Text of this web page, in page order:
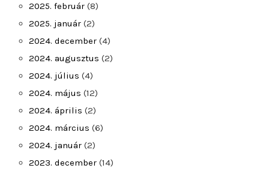
2025. február (8)
2025. január (2)
2024. december (4)
2024. augusztus (2)
2024. július (4)
2024. május (12)
2024. április (2)
2024. március (6)
2024. január (2)
2023. december (14)